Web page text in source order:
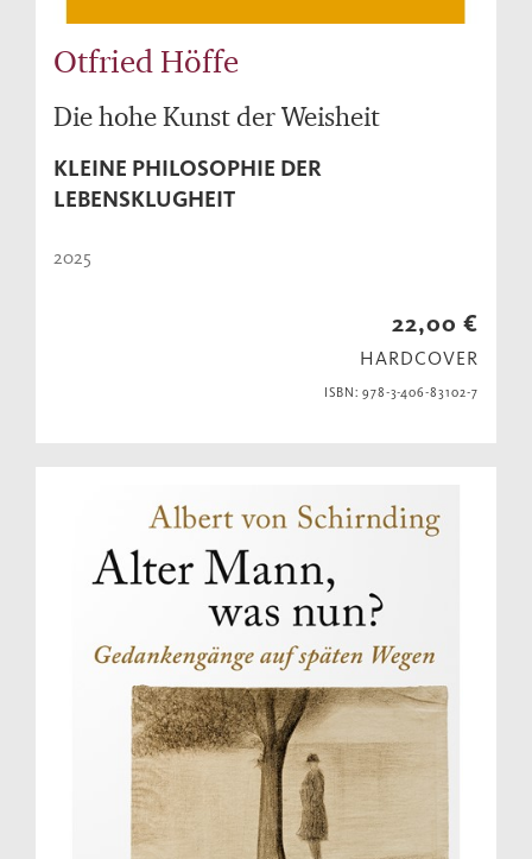
Otfried Höffe
Die hohe Kunst der Weisheit
KLEINE PHILOSOPHIE DER
LEBENSKLUGHEIT
2025
22,00 €
HARDCOVER
ISBN: 978-3-406-83102-7